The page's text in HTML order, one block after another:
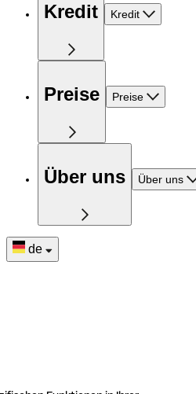
Kredit Kredit
Preise Preise
Über uns Über uns
de